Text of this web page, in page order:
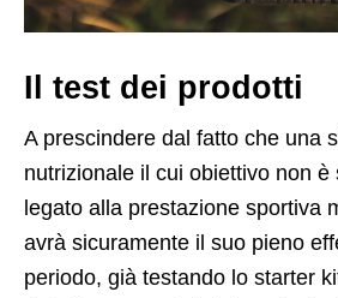
Il test dei prodotti
A prescindere dal fatto che una
nutrizionale il cui obiettivo non è
legato alla prestazione sportiva
avrà sicuramente il suo pieno
periodo, già testando lo starter